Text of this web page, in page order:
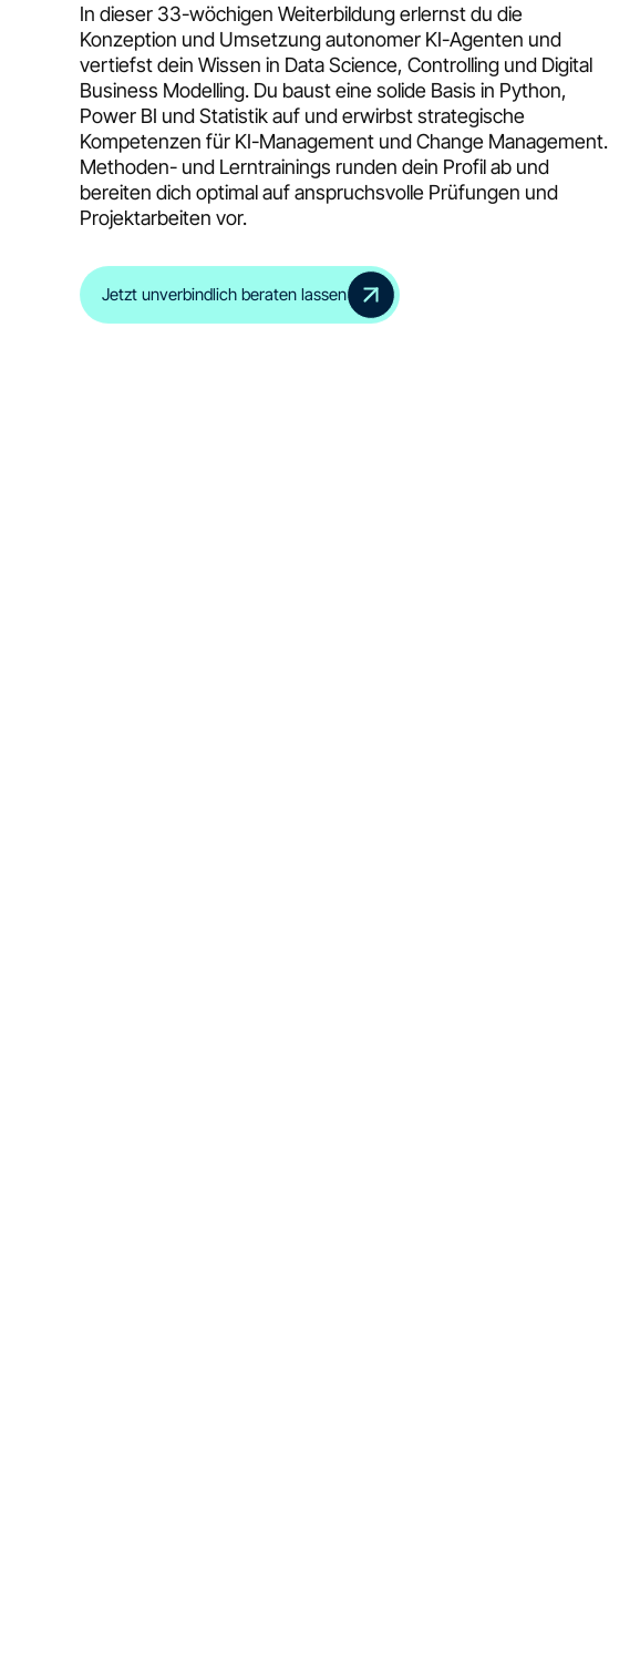
In dieser 33-wöchigen Weiterbildung erlernst du die
Konzeption und Umsetzung autonomer KI-Agenten und
vertiefst dein Wissen in Data Science, Controlling und Digital
Business Modelling. Du baust eine solide Basis in Python,
Power BI und Statistik auf und erwirbst strategische
Kompetenzen für KI-Management und Change Management.
Methoden- und Lerntrainings runden dein Profil ab und
bereiten dich optimal auf anspruchsvolle Prüfungen und
Projektarbeiten vor.
Jetzt unverbindlich beraten lassen